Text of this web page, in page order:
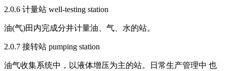
2.0.6 计量站 well-testing station
油(气)田内完成分井计量油、气、水的站。
2.0.7 接转站 pumping station
油气收集系统中，以液体增压为主的站。日常生产管理中 也